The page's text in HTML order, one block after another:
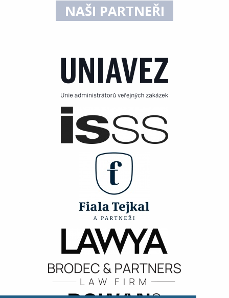
NAŠI PARTNEŘI